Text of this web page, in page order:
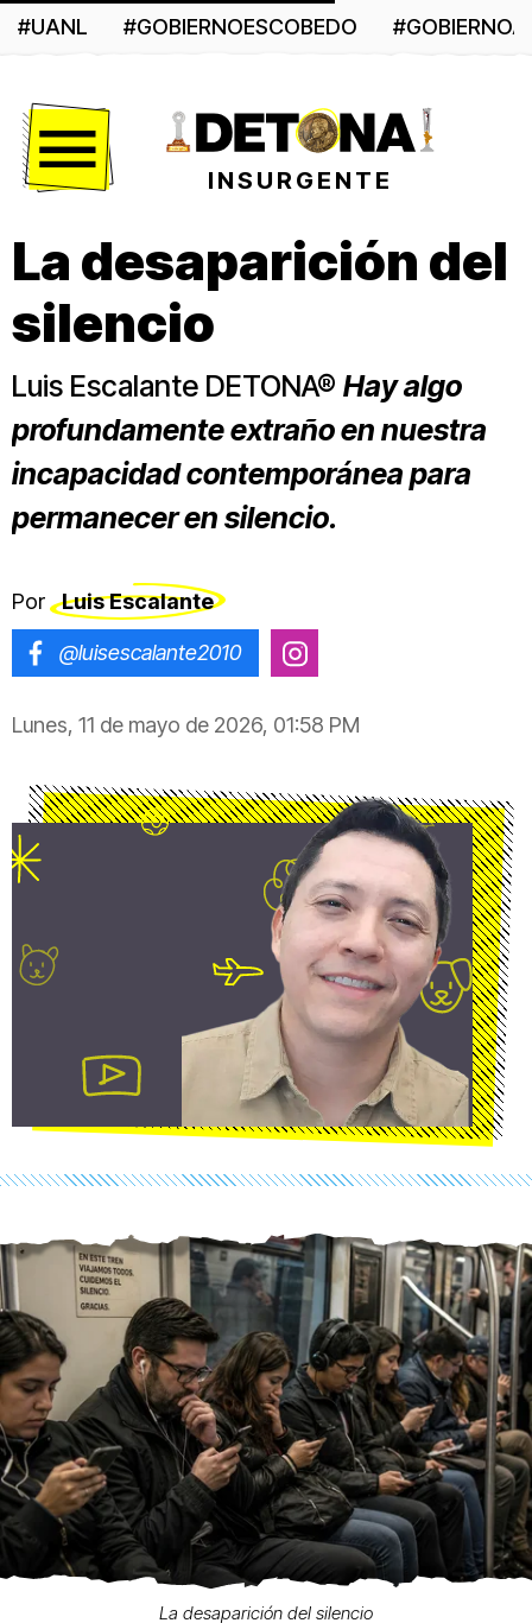
#UANL #GOBIERNOESCOBEDO
INSURGENTE
La desaparición del
silencio
Luis Escalante DETONA® Hay algo
profundamente extraño en nuestra
incapacidad contemporánea para
permanecer en silencio.
Por Luis Escalante
@luisescalante2010
Lunes, 11 de mayo de 2026, 01:58 PM
La desaparición del silencio